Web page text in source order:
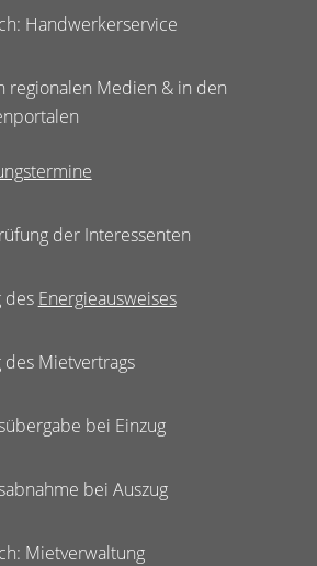
Handwerkerservice
regionalen Medien & in den
der Interessenten
des Energieausweises
des Mietvertrags
bei Einzug
bei Auszug
Mietverwaltung